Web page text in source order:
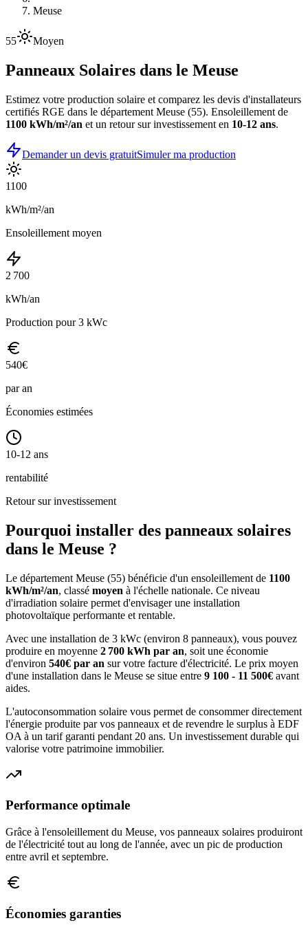
Meuse
55 Moyen
Panneaux Solaires dans le Meuse
Estimez votre production solaire et comparez les devis d'installateurs
certifiés RGE dans le département Meuse (55). Ensoleillement de
1100 kWh/m²/an et un retour sur investissement en 10-12 ans.
Demander un devis gratuitSimuler ma production
1100
kWh/m²/an
Ensoleillement moyen
2 700
kWh/an
Production pour 3 kWc
540€
par an
Économies estimées
10-12 ans
rentabilité
Retour sur investissement
Pourquoi installer des panneaux solaires
dans le Meuse ?
Le département Meuse (55) bénéficie d'un ensoleillement de 1100
kWh/m²/an, classé moyen à l'échelle nationale. Ce niveau
d'irradiation solaire permet d'envisager une installation
photovoltaïque performante et rentable.
Avec une installation de 3 kWc (environ 8 panneaux), vous pouvez
produire en moyenne 2 700 kWh par an, soit une économie
d'environ 540€ par an sur votre facture d'électricité. Le prix moyen
d'une installation dans le Meuse se situe entre 9 100 - 11 500€ avant
aides.
L'autoconsommation solaire vous permet de consommer directement
l'énergie produite par vos panneaux et de revendre le surplus à EDF
OA à un tarif garanti pendant 20 ans. Un investissement durable qui
valorise votre patrimoine immobilier.
Performance optimale
Grâce à l'ensoleillement du Meuse, vos panneaux solaires produiront
de l'électricité tout au long de l'année, avec un pic de production
entre avril et septembre.
Économies garanties